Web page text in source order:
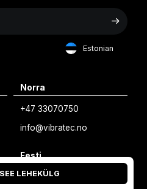
LEHEKÜLG
Estonian
Swedish
Estonian
Finnish
Norra
+47 33070750
info@vibratec.no
Eesti
+372 56627990